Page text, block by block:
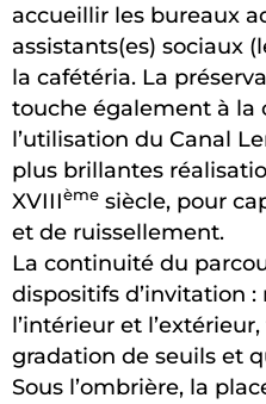
accueillir les bureaux
assistants(es) sociaux
la cafétéria. La
touche également à la
l’utilisation du Canal
plus brillantes
XVIIIème siècle, pour
et de ruissellement.
La continuité du
dispositifs d’invitation :
l’intérieur et
gradation de seuils et
Sous l’ombrière, la